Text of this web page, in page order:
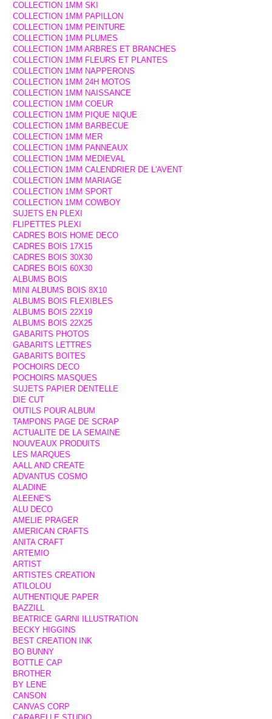
COLLECTION 1MM SKI
COLLECTION 1MM PAPILLON
COLLECTION 1MM PEINTURE
COLLECTION 1MM PLUMES
COLLECTION 1MM ARBRES ET BRANCHES
COLLECTION 1MM FLEURS ET PLANTES
COLLECTION 1MM NAPPERONS
COLLECTION 1MM 24H MOTOS
COLLECTION 1MM NAISSANCE
COLLECTION 1MM COEUR
COLLECTION 1MM PIQUE NIQUE
COLLECTION 1MM BARBECUE
COLLECTION 1MM MER
COLLECTION 1MM PANNEAUX
COLLECTION 1MM MEDIEVAL
COLLECTION 1MM CALENDRIER DE L'AVENT
COLLECTION 1MM MARIAGE
COLLECTION 1MM SPORT
COLLECTION 1MM COWBOY
SUJETS EN PLEXI
FLIPETTES PLEXI
CADRES BOIS HOME DECO
CADRES BOIS 17X15
CADRES BOIS 30X30
CADRES BOIS 60X30
ALBUMS BOIS
MINI ALBUMS BOIS 8X10
ALBUMS BOIS FLEXIBLES
ALBUMS BOIS 22X19
ALBUMS BOIS 22X25
GABARITS PHOTOS
GABARITS LETTRES
GABARITS BOITES
POCHOIRS DECO
POCHOIRS MASQUES
SUJETS PAPIER DENTELLE
DIE CUT
OUTILS POUR ALBUM
TAMPONS PAGE DE SCRAP
ACTUALITE DE LA SEMAINE
NOUVEAUX PRODUITS
LES MARQUES
AALL AND CREATE
ADVANTUS COSMO
ALADINE
ALEENE'S
ALU DECO
AMELIE PRAGER
AMERICAN CRAFTS
ANITA CRAFT
ARTEMIO
ARTIST
ARTISTES CREATION
ATILOLOU
AUTHENTIQUE PAPER
BAZZILL
BEATRICE GARNI ILLUSTRATION
BECKY HIGGINS
BEST CREATION INK
BO BUNNY
BOTTLE CAP
BROTHER
BY LENE
CANSON
CANVAS CORP